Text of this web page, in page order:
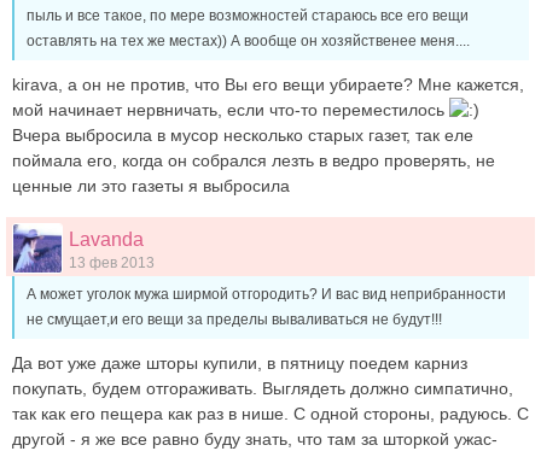
пыль и все такое, по мере возможностей стараюсь все его вещи
оставлять на тех же местах)) А вообще он хозяйственее меня....
kirava, а он не против, что Вы его вещи убираете? Мне кажется,
мой начинает нервничать, если что-то переместилось
Вчера выбросила в мусор несколько старых газет, так еле
поймала его, когда он собрался лезть в ведро проверять, не
ценные ли это газеты я выбросила
Lavanda
13 фев 2013
А может уголок мужа ширмой отгородить? И вас вид неприбранности
не смущает,и его вещи за пределы вываливаться не будут!!!
Да вот уже даже шторы купили, в пятницу поедем карниз
покупать, будем отгораживать. Выглядеть должно симпатично,
так как его пещера как раз в нише. С одной стороны, радуюсь. С
другой - я же все равно буду знать, что там за шторкой ужас-